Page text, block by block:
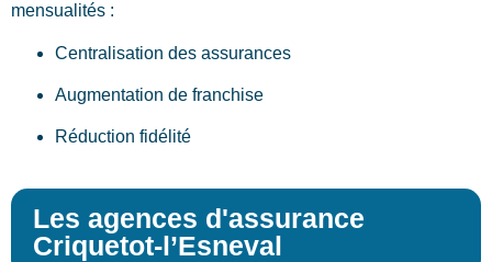
mensualités :
Centralisation des assurances
Augmentation de franchise
Réduction fidélité
Les agences d'assurance
Criquetot-l’Esneval